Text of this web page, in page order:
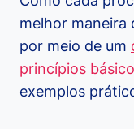
melhor maneira
por meio de um
princípios
exemplos